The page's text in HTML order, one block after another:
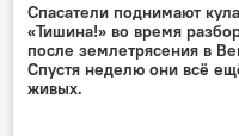
Спасатели поднимают
«Тишина!» во время
после землетрясения в
Спустя неделю они всё
живых.